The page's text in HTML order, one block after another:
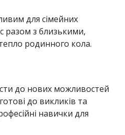
для сімейних
разом з близькими,
родинного кола.
до нових можливостей
до викликів та
навички для